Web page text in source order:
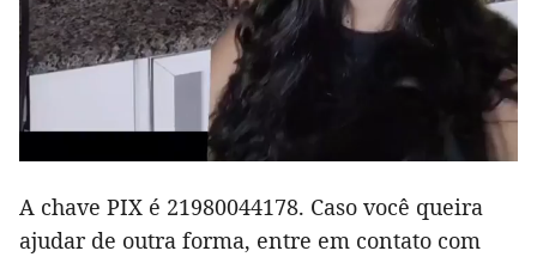
A chave PIX é 21980044178. Caso você queira
ajudar de outra forma, entre em contato com